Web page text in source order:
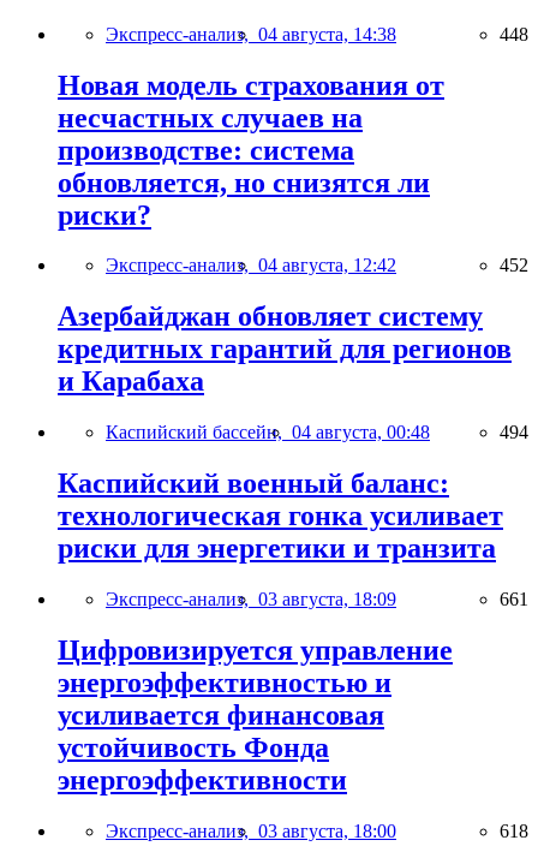
Экспресс-анализ, 04 августа, 14:38 448
Новая модель страхования от
несчастных случаев на
производстве: система
обновляется, но снизятся ли
риски?
Экспресс-анализ, 04 августа, 12:42 452
Азербайджан обновляет систему
кредитных гарантий для регионов
и Карабаха
Каспийский бассейн, 04 августа, 00:48 494
Каспийский военный баланс:
технологическая гонка усиливает
риски для энергетики и транзита
Экспресс-анализ, 03 августа, 18:09 661
Цифровизируется управление
энергоэффективностью и
усиливается финансовая
устойчивость Фонда
энергоэффективности
Экспресс-анализ, 03 августа, 18:00 618